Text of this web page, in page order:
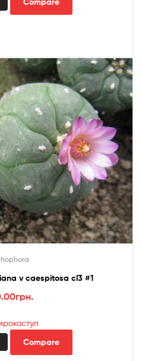
v caespitosa cl3 #1
грн.
Compare